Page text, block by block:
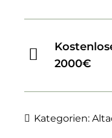
2000€
Kategorien: